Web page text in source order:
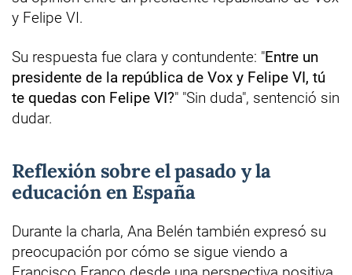
y Felipe VI.
Su respuesta fue clara y contundente: "Entre un
presidente de la república de Vox y Felipe VI, tú
te quedas con Felipe VI?" "Sin duda", sentenció sin
dudar.
Reflexión sobre el pasado y la
educación en España
Durante la charla, Ana Belén también expresó su
preocupación por cómo se sigue viendo a